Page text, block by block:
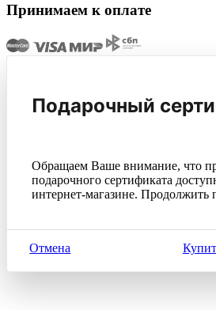
Принимаем к оплате
Подарочный
Обращаем Ваше внимание, что
подарочного сертификата
интернет-магазине. Продолжить
Отмена